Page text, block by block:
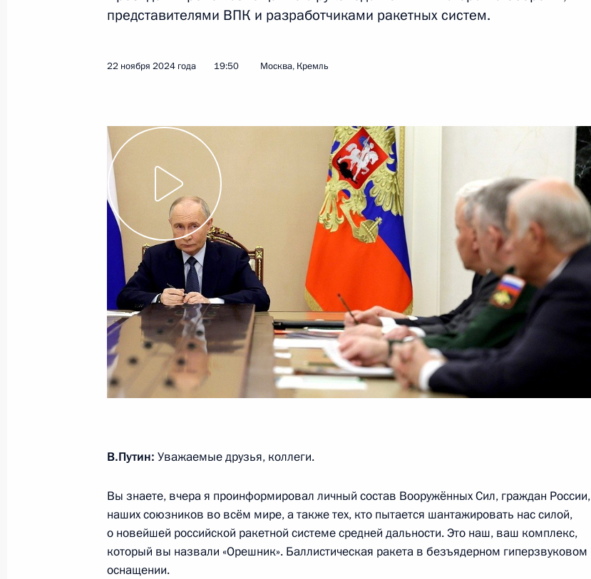
Заседание Совета по развитию гражданского общества
и правам человека
10 декабря 2024 года, 17:30
5 декабря 2024 года, четверг
Встреча с Александром Хинштейном
5 декабря 2024 года, 22:45
3
Совещание с постоянными членами Совета Безопасности
5 декабря 2024 года, 20:15 Москва, Кремль
Заседание Совета по стратегическому развитию
5 декабря 2024 года, 16:35 Москва, Кремль
29 ноября 2024 года, пятница
представителями ВПК и разработчиками ракетных систем.
22 ноября 2024 года 19:50 Москва, Кремль
В.Путин: Уважаемые друзья, коллеги.
Вы знаете, вчера я проинформировал личный состав Вооружённых Сил, граждан России,
наших союзников во всём мире, а также тех, кто пытается шантажировать нас силой,
о новейшей российской ракетной системе средней дальности. Это наш, ваш комплекс,
который вы назвали «Орешник». Баллистическая ракета в безъядерном гиперзвуковом
оснащении.